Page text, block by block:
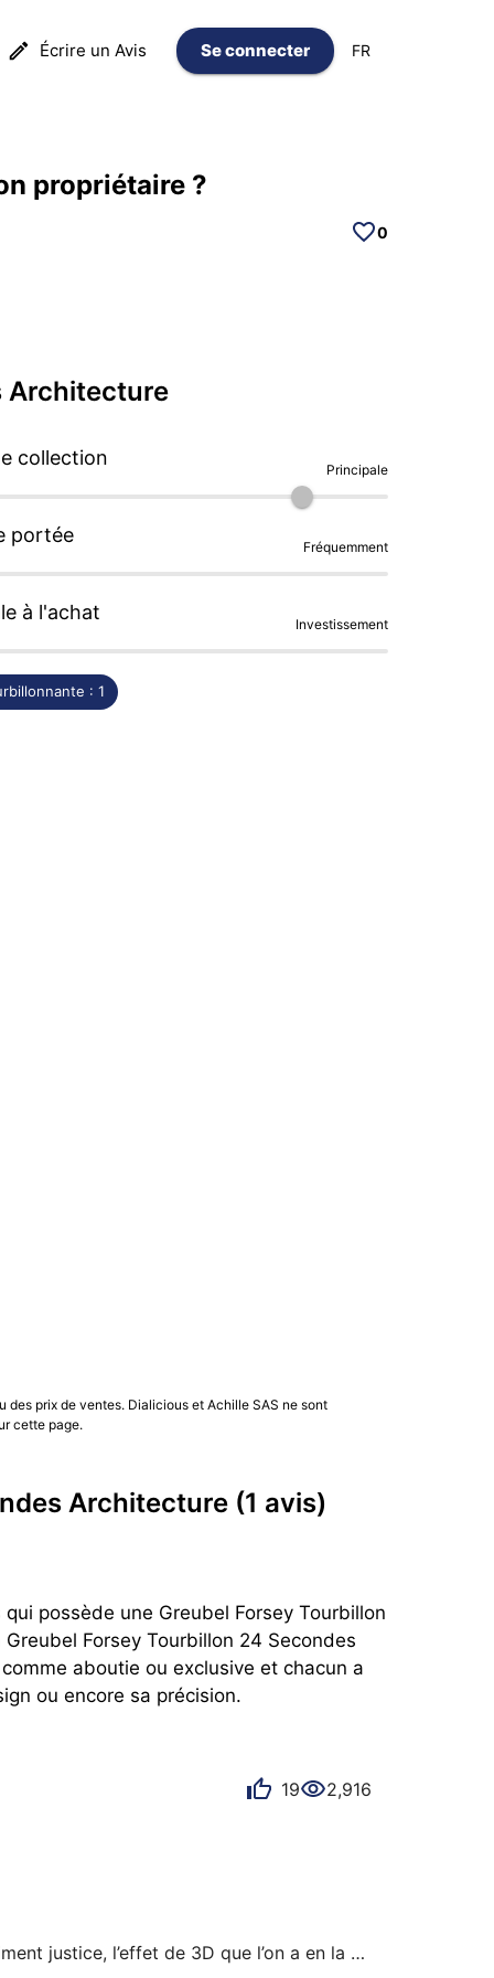
Écrire un Avis Se connecter FR
propriétaire ?
0
Architecture
collection
Principale
portée
Fréquemment
à l'achat
Investissement
: 1
des prix de ventes. Dialicious et Achille SAS ne sont
cette page.
Architecture (1 avis)
possède une Greubel Forsey Tourbillon
Forsey Tourbillon 24 Secondes
aboutie ou exclusive et chacun a
ou encore sa précision.
19
2,916
justice, l’effet de 3D que l’on a en la